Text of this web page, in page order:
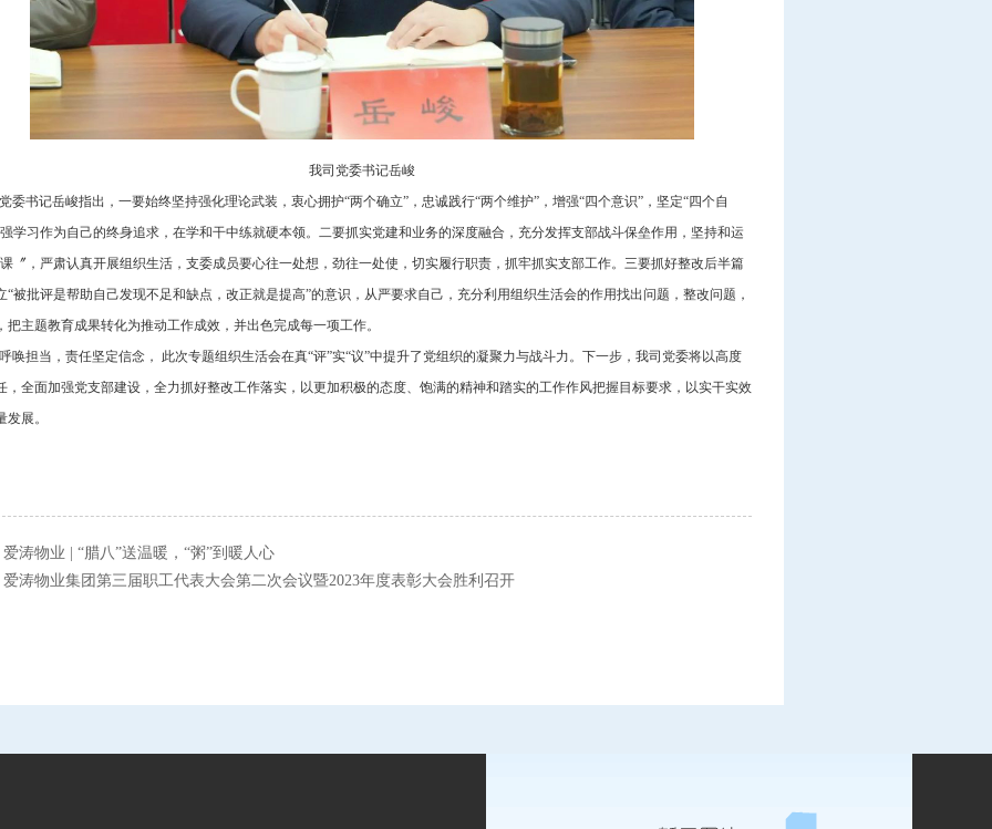
我司党委书记岳峻
委书记岳峻指出，一要始终坚持强化理论武装，衷心拥护“两个确立”，忠诚践行“两个维护”，增强“四个意识”，坚定“四个自
学习作为自己的终身追求，在学和干中练就硬本领。二要抓实党建和业务的深度融合，充分发挥支部战斗保垒作用，坚持和运
〞，严肃认真开展组织生活，支委成员要心往一处想，劲往一处使，切实履行职责，抓牢抓实支部工作。三要抓好整改后半篇
“被批评是帮助自己发现不足和缺点，改正就是提高”的意识，从严要求自己，充分利用组织生活会的作用找出问题，整改问题，
把主题教育成果转化为推动工作成效，并出色完成每一项工作。
唤担当，责任坚定信念， 此次专题组织生活会在真“评”实“议”中提升了党组织的凝聚力与战斗力。下一步，我司党委将以高度
，全面加强党支部建设，全力抓好整改工作落实，以更加积极的态度、饱满的精神和踏实的工作作风把握目标要求，以实干实效
展。
爱涛物业 | “腊八”送温暖，“粥”到暖人心
爱涛物业集团第三届职工代表大会第二次会议暨2023年度表彰大会胜利召开